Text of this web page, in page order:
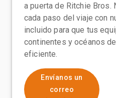
a puerta de Ritchie Bros.
cada paso del viaje con
incluido para que tus
continentes y océanos
eficiente.
Envíanos un
correo